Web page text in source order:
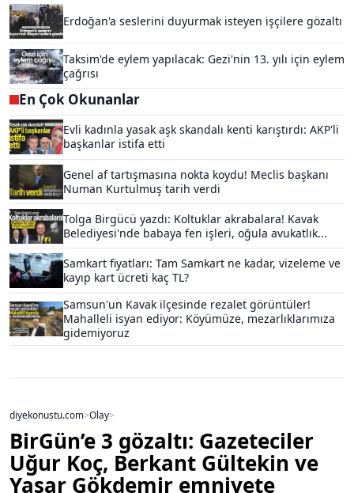
Erdoğan'a seslerini duyurmak isteyen işçilere gözaltı
Taksim'de eylem yapılacak: Gezi'nin 13. yılı için eylem
çağrısı
En Çok Okunanlar
Evli kadınla yasak aşk skandalı kenti karıştırdı: AKP'li
başkanlar istifa etti
Genel af tartışmasına nokta koydu! Meclis başkanı
Numan Kurtulmuş tarih verdi
Tolga Birgücü yazdı: Koltuklar akrabalara! Kavak
Belediyesi'nde babaya fen işleri, oğula avukatlık...
Samkart fiyatları: Tam Samkart ne kadar, vizeleme ve
kayıp kart ücreti kaç TL?
Samsun'un Kavak ilçesinde rezalet görüntüler!
Mahalleli isyan ediyor: Köyümüze, mezarlıklarımıza
gidemiyoruz
diyekonustu.com>Olay>
BirGün’e 3 gözaltı: Gazeteciler
Uğur Koç, Berkant Gültekin ve
Yaşar Gökdemir emniyete